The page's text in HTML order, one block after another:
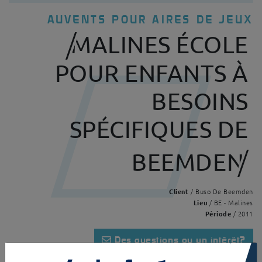
AUVENTS POUR AIRES DE JEUX
MALINES ÉCOLE
POUR ENFANTS À
BESOINS
SPÉCIFIQUES DE
BEEMDEN
Client / Buso De Beemden
Lieu / BE - Malines
Période / 2011
Des questions ou un intérêt?
×